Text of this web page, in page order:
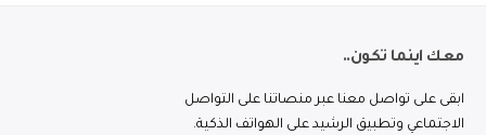
معك اينما تكون..
ابقى على تواصل معنا عبر منصاتنا على التواصل
الاجتماعي وتطبيق الرشيد على الهواتف الذكية.